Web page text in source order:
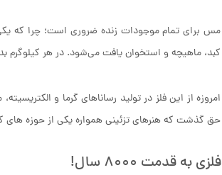
کبد، ماهیچه و استخوان یافت می‌شود. در هر کیلوگرم بدن انسان بالغ، ۱.۴ تا ۲.۱
امروزه از این فلز در تولید رساناهای گرما و
حق گذشت که هنرهای تزئینی همواره یکی از حوزه های
فلزی به قدمت 8000 سال!